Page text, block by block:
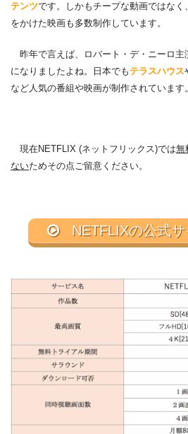
テンツです。しかもチープな動画ではなく、
をかけた映画も多数制作しています。
昨年で言えば、ロバート・デ・ニーロ主
になりましたよね。日本でもテラスハウス
など人気の番組や映画が制作されています。
現在NETFLIX (ネットフリックス)では無
ないためその点ご留意ください。
NETFLIXの公式